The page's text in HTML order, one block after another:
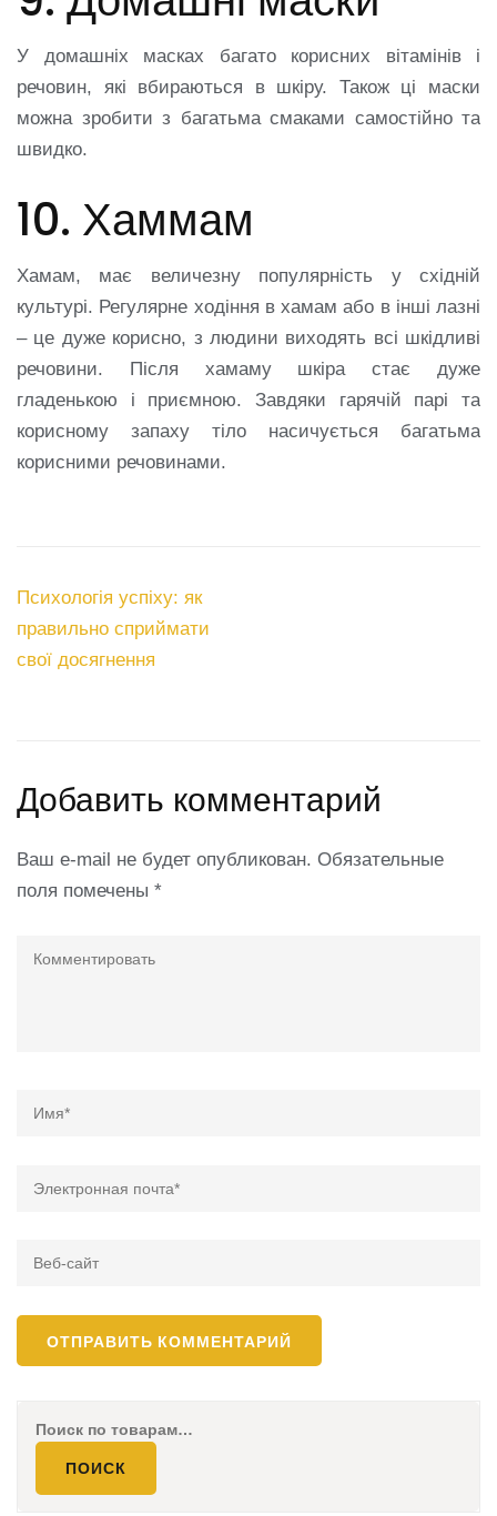
У домашніх масках багато корисних вітамінів і
речовин, які вбираються в шкіру. Також ці маски
можна зробити з багатьма смаками самостійно та
швидко.
10. Хаммам
Хамам, має величезну популярність у східній
культурі. Регулярне ходіння в хамам або в інші лазні
– це дуже корисно, з людини виходять всі шкідливі
речовини. Після хамаму шкіра стає дуже
гладенькою і приємною. Завдяки гарячій парі та
корисному запаху тіло насичується багатьма
корисними речовинами.
Навигация
по
записям
Психологія успіху: як
правильно сприймати
свої досягнення
Добавить комментарий
Ваш e-mail не будет опубликован. Обязательные
поля помечены *
Комментировать
Name*
Email
Веб-
ПОИСК